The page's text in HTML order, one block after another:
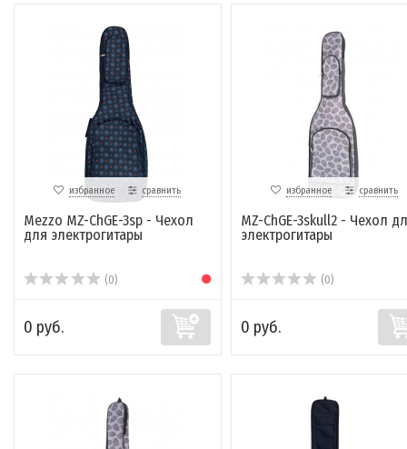
избранное сравнить
Mezzo MZ-ChGE-3sp - Чехол
для электрогитары
(0)
0 руб.
избранное сравнить
MZ-ChGE-3skull2 - Чехол
электрогитары
(0)
0 руб.